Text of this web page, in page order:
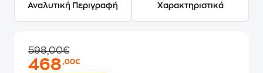
Αναλυτική Περιγραφή Χαρακτηριστικά
598,00€
468,00€